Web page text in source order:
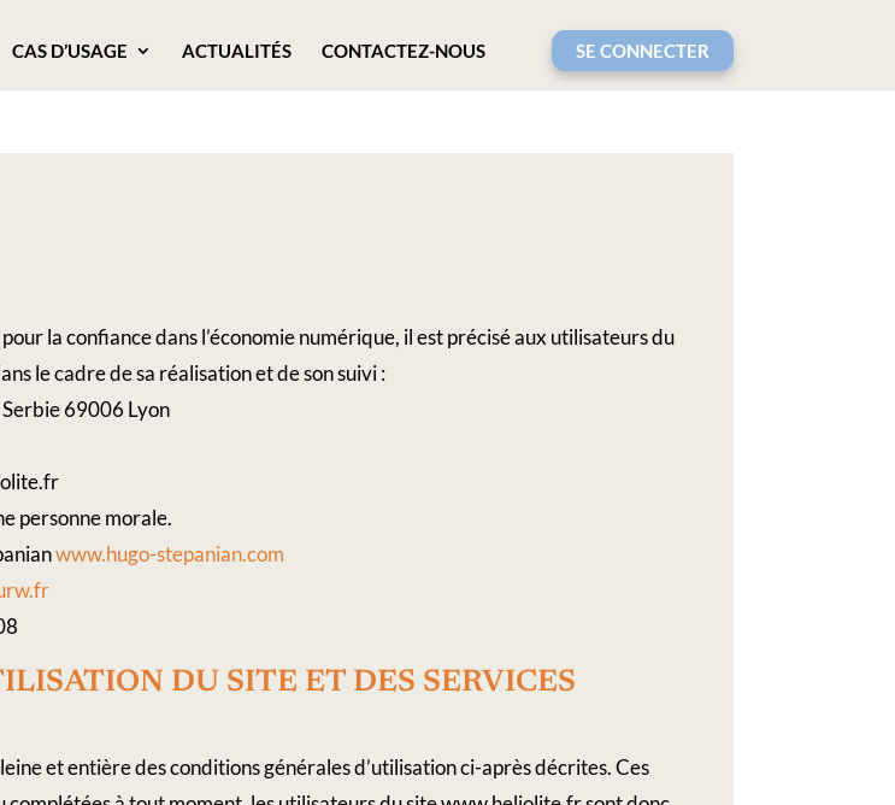
CAS D’USAGE ACTUALITÉS CONTACTEZ-NOUS SE CONNECTER
la confiance dans l’économie numérique, il est précisé aux utilisateurs du
le cadre de sa réalisation et de son suivi :
69006 Lyon
personne morale.
www.hugo-stepanian.com
​DU​ ​SITE​ ​ET​ ​DES​ ​SERVICES​
et entière des conditions générales d’utilisation ci-après décrites. Ces